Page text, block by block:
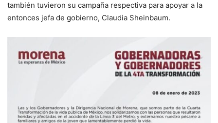
también tuvieron su campaña respectiva para apoyar a la
entonces jefa de gobierno, Claudia Sheinbaum.